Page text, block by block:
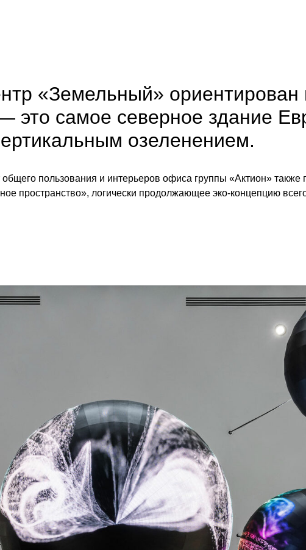
«Земельный» ориентирован
это самое северное здание
озеленением.
общего пользования и интерьеров офиса группы «Актион» также
пространство», логически продолжающее эко-концепцию